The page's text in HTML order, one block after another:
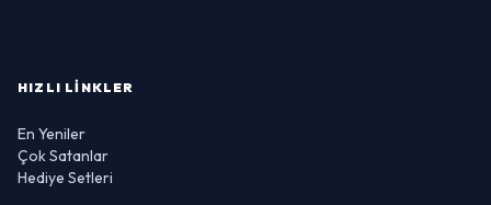
HIZLI LINKLER
En Yeniler
Çok Satanlar
Hediye Setleri